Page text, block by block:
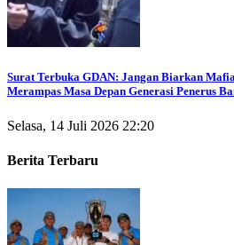
Surat Terbuka GDAN: Jangan Biarkan
Merampas Masa Depan Generasi Penerus
Selasa, 14 Juli 2026 22:20
Berita Terbaru